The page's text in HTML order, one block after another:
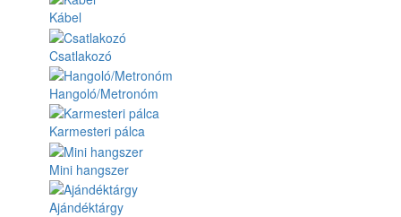
Kábel
Csatlakozó
Hangoló/Metronóm
Karmesteri pálca
Mini hangszer
Ajándéktárgy